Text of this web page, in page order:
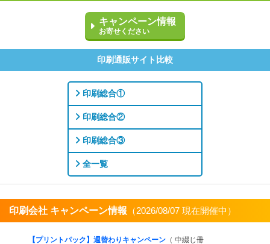
キャンペーン情報
お寄せください
印刷通販サイト比較
印刷総合①
印刷総合②
印刷総合③
全一覧
印刷会社 キャンペーン情報 （2026/08/07 現在開催中）
【プリントパック】週替わりキャンペーン （ 中綴じ冊